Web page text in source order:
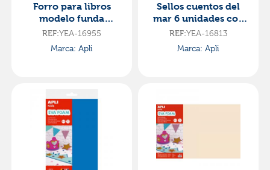
Forro para libros
modelo funda
28x53cm 5 unidades
REF:YEA-16955
Marca: Apli
Sellos cuentos del
mar 6 unidades con
tinta borrable
REF:YEA-16813
Marca: Apli